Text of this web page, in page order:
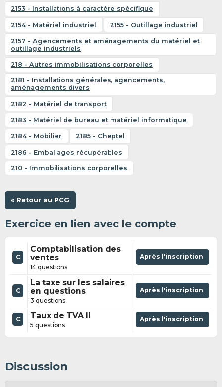
2153 - Installations à caractère spécifique
2154 - Matériel industriel 2155 - Outillage industriel
2157 - Agencements et aménagements du matériel et
outillage industriels
218 - Autres immobilisations corporelles
2181 - Installations générales, agencements,
aménagements divers
2182 - Matériel de transport
2183 - Matériel de bureau et matériel informatique
2184 - Mobilier 2185 - Cheptel
2186 - Emballages récupérables
210 - Immobilisations corporelles
« Retour au PCG
Exercice en lien avec le compte
C
Comptabilisation des
ventes
14 questions
Après l'inscription
C
La taxe sur les salaires
en questions
3 questions
Après l'inscription
C Taux de TVA II
5 questions
Après l'inscription
Discussion